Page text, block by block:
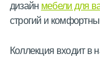
дизайн мебели для
строгий и
Коллекция входит в